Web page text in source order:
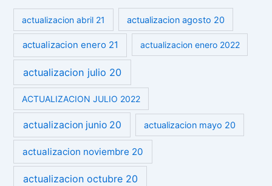
actualizacion abril 21 actualizacion agosto 20
actualizacion enero 21 actualizacion enero 2022
actualizacion julio 20
ACTUALIZACION JULIO 2022
actualizacion junio 20 actualizacion mayo 20
actualizacion noviembre 20
actualizacion octubre 20